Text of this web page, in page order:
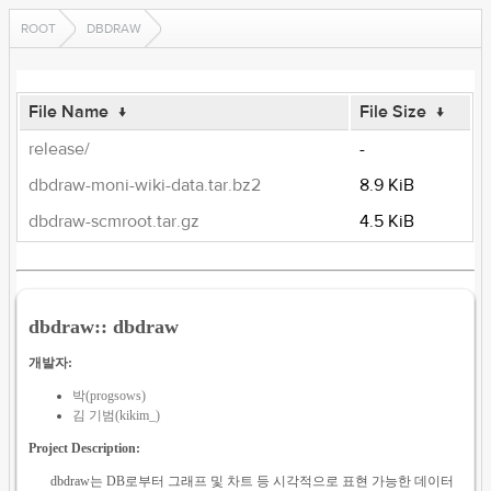
ROOT DBDRAW
File Name ↓ File Size ↓
release/
-
dbdraw-moni-wiki-data.tar.bz2
8.9 KiB
dbdraw-scmroot.tar.gz
4.5 KiB
dbdraw:: dbdraw
개발자:
박(progsows)
김 기범(kikim_)
Project Description:
dbdraw는 DB로부터 그래프 및 차트 등 시각적으로 표현 가능한 데이터